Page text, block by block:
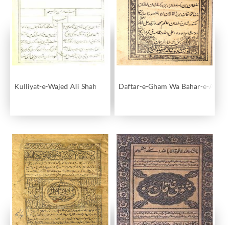
Kulliyat-e-Wajed Ali Shah Daftar-e-Gham Wa Bahar-e-Alam